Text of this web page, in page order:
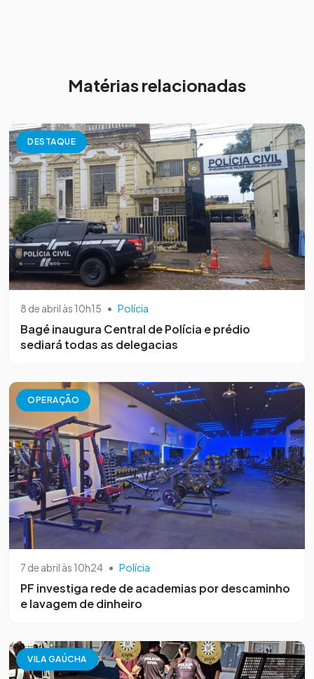
Matérias relacionadas
DESTAQUE
8 de abril às 10h15 • Polícia
Bagé inaugura Central de Polícia e prédio
sediará todas as delegacias
OPERAÇÃO
7 de abril às 10h24 • Polícia
PF investiga rede de academias por descaminho
e lavagem de dinheiro
VILA GAÚCHA